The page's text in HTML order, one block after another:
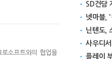
신작 '니케: 승리의
소프트와의 협업을